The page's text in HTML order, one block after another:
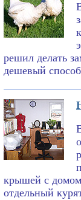
решил делать
дешевый
крышей с
отдельный